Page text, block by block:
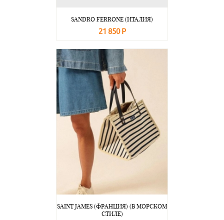
SANDRO FERRONE (ИТАЛИЯ)
21 850 Р
SAINT JAMES (ФРАНЦИЯ) (В МОРСКОМ
СТИЛЕ)